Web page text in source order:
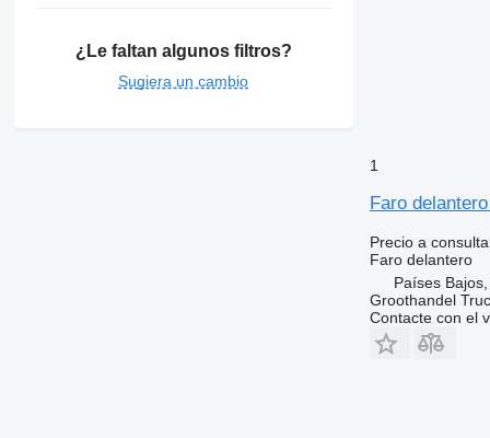
¿Le faltan algunos filtros?
Sugiera un cambio
1
Faro
Precio a
Faro delantero
Países
Groothandel
Contacte con el